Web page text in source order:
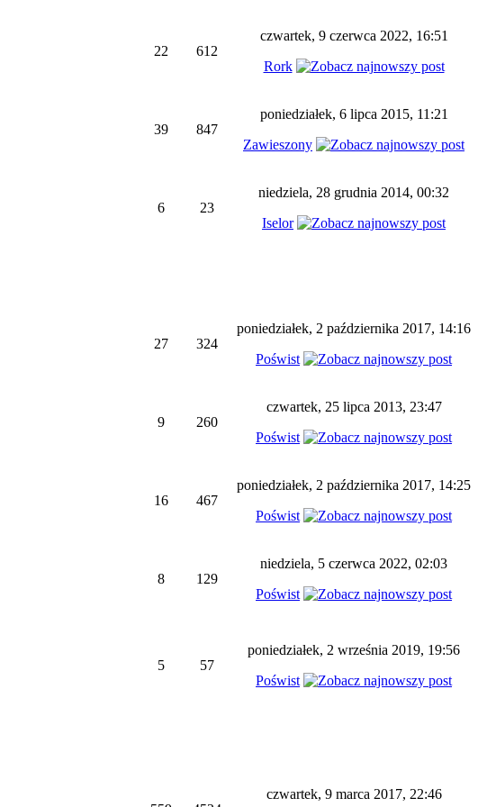
22 612
czwartek, 9 czerwca 2022, 16:51
Rork
39 847
poniedziałek, 6 lipca 2015, 11:21
Zawieszony
6 23
niedziela, 28 grudnia 2014, 00:32
Iselor
27 324
poniedziałek, 2 października 2017, 14:16
Poświst
9 260
czwartek, 25 lipca 2013, 23:47
Poświst
16 467
poniedziałek, 2 października 2017, 14:25
Poświst
8 129
niedziela, 5 czerwca 2022, 02:03
Poświst
5 57
poniedziałek, 2 września 2019, 19:56
Poświst
czwartek, 9 marca 2017, 22:46